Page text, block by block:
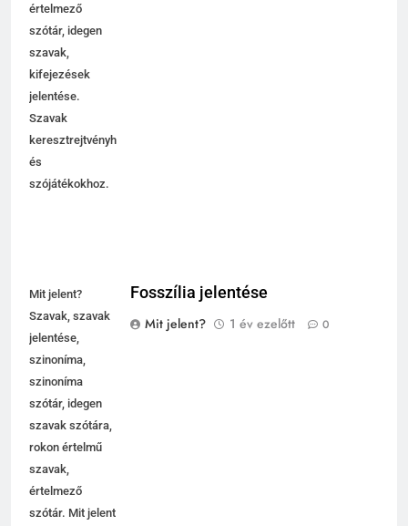
értelmező
szótár, idegen
szavak,
kifejezések
jelentése.
Szavak
keresztrejtvényhez
és
szójátékokhoz.
Mit jelent?
Szavak, szavak
jelentése,
szinoníma,
szinoníma
szótár, idegen
szavak szótára,
rokon értelmű
szavak,
értelmező
szótár. Mit jelent
Fosszília jelentése
Mit jelent?
1 év ezelőtt 0
5